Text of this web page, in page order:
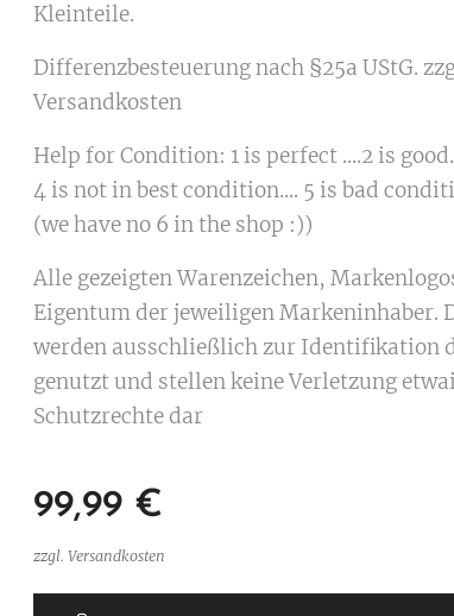
Kleinteile.
Differenzbesteuerung nach §25a UStG.
Versandkosten
Help for Condition: 1 is perfect ....2 is
4 is not in best condition.... 5 is bad
(we have no 6 in the shop :))
Alle gezeigten Warenzeichen,
Eigentum der jeweiligen Markeninhaber.
werden ausschließlich zur Identifikation
genutzt und stellen keine Verletzung
Schutzrechte dar
99,99 €
zzgl. Versandkosten